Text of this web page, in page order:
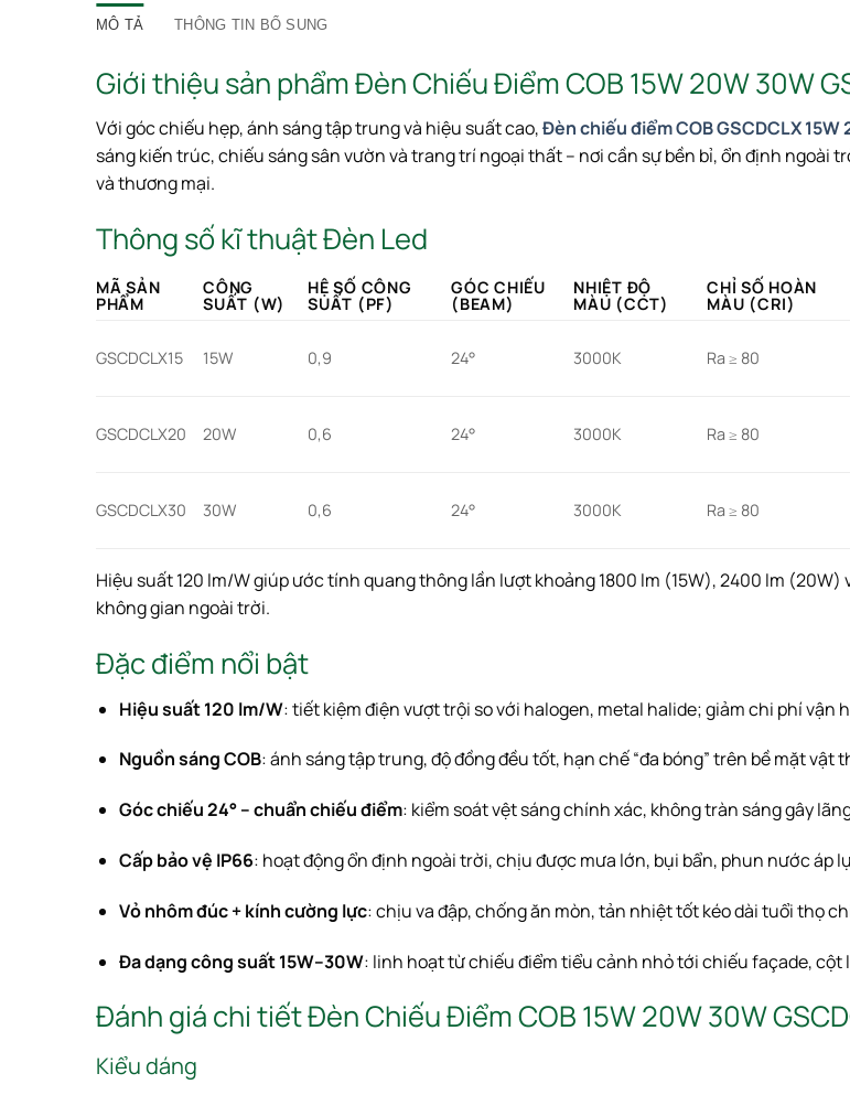
MÔ TẢ THÔNG TIN BỔ SUNG
Giới thiệu sản phẩm Đèn Chiếu Điểm COB 15W 20W 30W
Với góc chiếu hẹp, ánh sáng tập trung và hiệu suất cao,Đèn chiếu điểm COB GSCDCLX 15W
sáng kiến trúc, chiếu sáng sân vườn và trang trí ngoại thất – nơi cần sự bền bỉ, ổn định
và thương mại.
Thông số kĩ thuật Đèn Led
MÃ SẢN
PHẨM
CÔNG
SUẤT (W)
HỆ SỐ CÔNG
SUẤT (PF)
GÓC CHIẾU
(BEAM)
NHIỆT ĐỘ
MÀU (CCT)
CHỈ SỐ HOÀN
MÀU (CRI)
GSCDCLX15 15W 0,9 24° 3000K Ra ≥ 80
GSCDCLX20 20W 0,6 24° 3000K Ra ≥ 80
GSCDCLX30 30W 0,6 24° 3000K Ra ≥ 80
Hiệu suất 120 lm/W giúp ước tính quang thông lần lượt khoảng 1800 lm (15W), 2400 lm (20W)
không gian ngoài trời.
Đặc điểm nổi bật
Hiệu suất 120 lm/W: tiết kiệm điện vượt trội so với halogen, metal halide; giảm chi phí vận
Nguồn sáng COB: ánh sáng tập trung, độ đồng đều tốt, hạn chế “đa bóng” trên bề mặt vật
Góc chiếu 24° – chuẩn chiếu điểm: kiểm soát vệt sáng chính xác, không tràn sáng gây
Cấp bảo vệ IP66: hoạt động ổn định ngoài trời, chịu được mưa lớn, bụi bẩn, phun nước áp
Vỏ nhôm đúc + kính cường lực: chịu va đập, chống ăn mòn, tản nhiệt tốt kéo dài tuổi thọ
Đa dạng công suất 15W–30W: linh hoạt từ chiếu điểm tiểu cảnh nhỏ tới chiếu façade, cột
Đánh giá chi tiết Đèn Chiếu Điểm COB 15W 20W 30W
Kiểu dáng